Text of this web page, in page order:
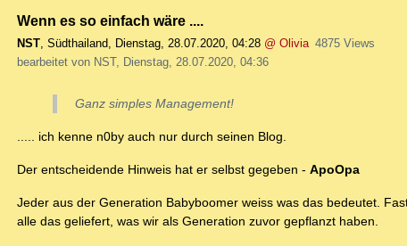
Wenn es so einfach wäre ....
NST, Südthailand, Dienstag, 28.07.2020, 04:28 @ Olivia 4875 Views
bearbeitet von NST, Dienstag, 28.07.2020, 04:36
Ganz simples Management!
..... ich kenne n0by auch nur durch seinen Blog.
Der entscheidende Hinweis hat er selbst gegeben - ApoOpa
Jeder aus der Generation Babyboomer weiss was das bedeutet.
alle das geliefert, was wir als Generation zuvor gepflanzt haben.